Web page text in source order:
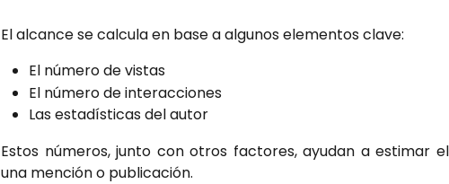
El alcance se calcula en base a algunos elementos clave:
El número de vistas
El número de interacciones
Las estadísticas del autor
Estos números, junto con otros factores, ayudan a estimar
una mención o publicación.